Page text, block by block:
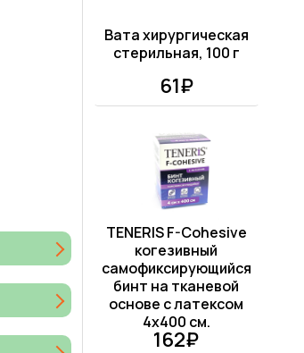
Вата хирургическая
стерильная, 100 г
61₽
TENERIS F-Cohesive
когезивный
самофиксирующийся
бинт на тканевой
основе с латексом
4х400 см.
162₽